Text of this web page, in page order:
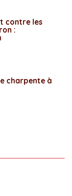
contre les
:
charpente à